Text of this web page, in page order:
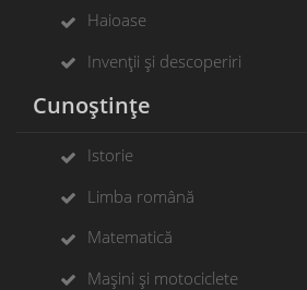
Haioase
Invenții și descoperiri
Cunoștințe
Istorie
Limba română
Matematică
Mașini și motociclete